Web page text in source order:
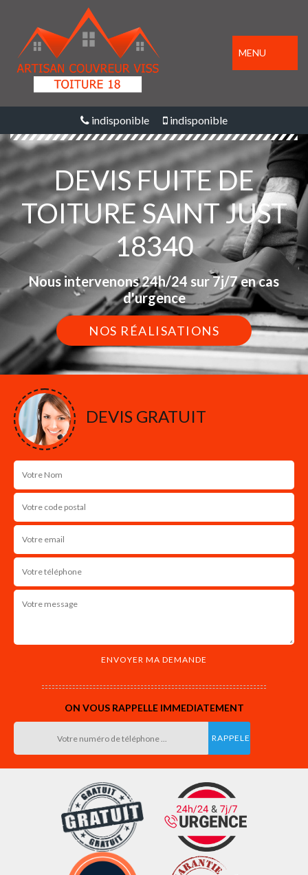
MENU
indisponible indisponible
DEVIS FUITE DE
TOITURE SAINT JUST
18340
Nous intervenons 24h/24 sur 7j/7 en cas
d'urgence
NOS RÉALISATIONS
DEVIS GRATUIT
ON VOUS RAPPELLE IMMEDIATEMENT